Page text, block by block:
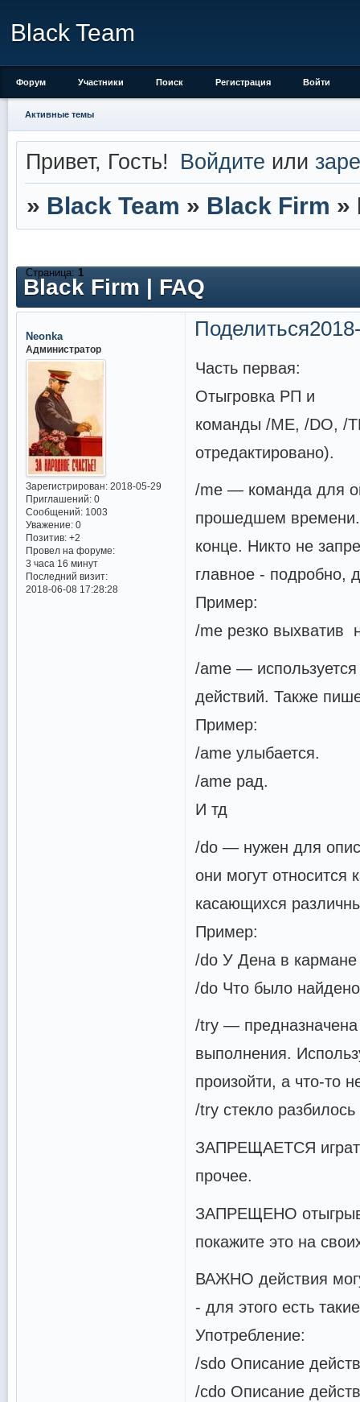
Black Team
Форум Участники Поиск Регистрация Войти
Активные темы
Привет, Гость! Войдите или
» Black Team » Black Firm »
Black Firm | FAQ
Страница: 1
Поделиться
Neonka
Администратор
Зарегистрирован: 2018-05-29
Приглашений: 0
Сообщений: 1003
Уважение: 0
Позитив: +2
Провел на форуме:
3 часа 16 минут
Последний визит:
2018-06-08 17:28:28
Часть первая:
Отыгровка РП и
команды /ME, /DO, /
отредактировано).
/me — команда для
прошедшем времени.
конце. Никто не
главное - подробно,
Пример:
/me резко выхватив
/ame —
действий. Также
Пример:
/ame улыбается.
/ame рад.
И тд
/do — нужен для
они могут относится
касающихся
Пример:
/do У Дена в
/do Что было
/try — предназначена
выполнения.
произойти, а что-то
/try стекло
ЗАПРЕЩАЕТСЯ играть
прочее.
ЗАПРЕЩЕНО
покажите это на
ВАЖНО действия
- для этого есть
Употребление:
/sdo Описание
/cdo Описание